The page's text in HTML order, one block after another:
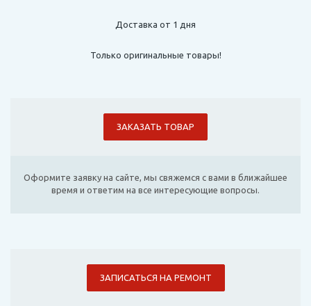
Доставка от 1 дня
Только оригинальные товары!
ЗАКАЗАТЬ ТОВАР
Оформите заявку на сайте, мы свяжемся с вами в ближайшее
время и ответим на все интересующие вопросы.
ЗАПИСАТЬСЯ НА РЕМОНТ